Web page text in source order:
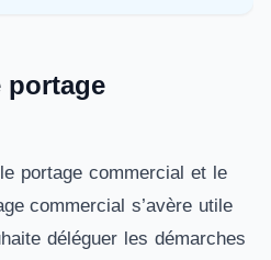
portage
portage commercial et le
commercial s’avère utile
déléguer les démarches